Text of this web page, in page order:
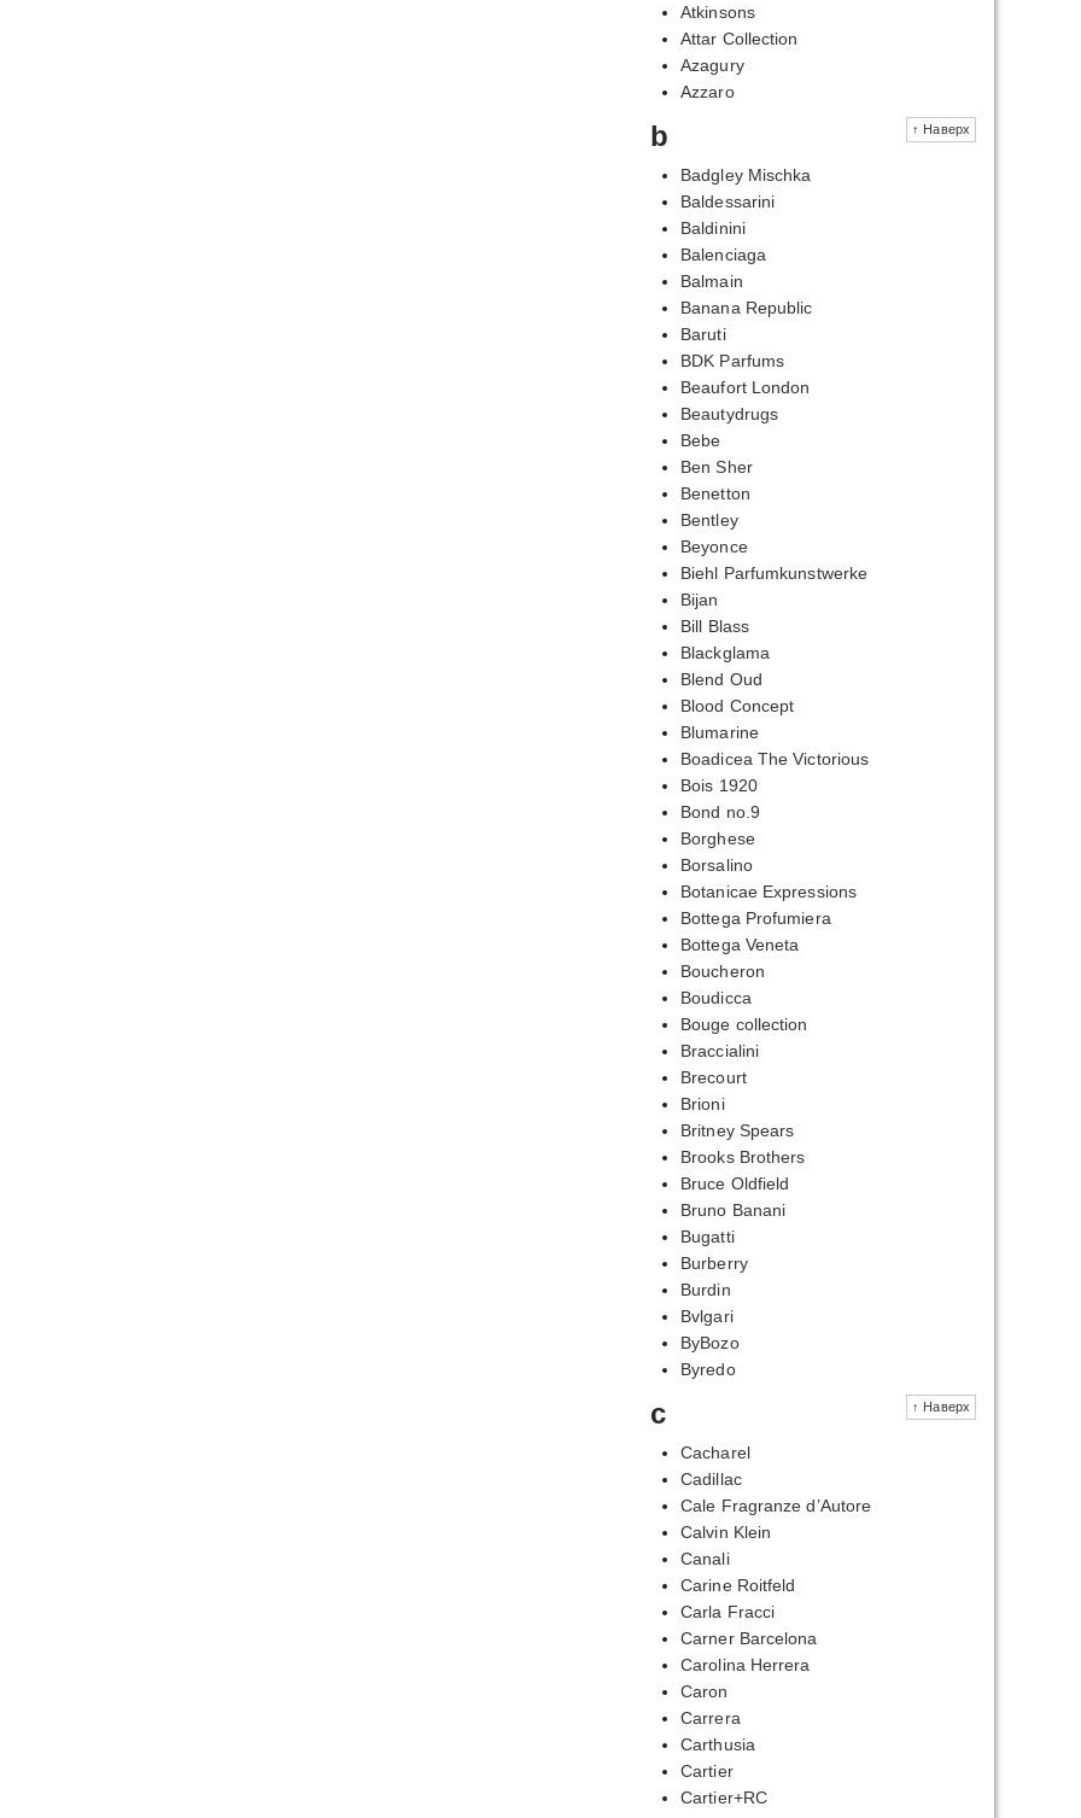
Atkinsons
Attar Collection
Azagury
Azzaro
↑ Наверх
b
Badgley Mischka
Baldessarini
Baldinini
Balenciaga
Balmain
Banana Republic
Baruti
BDK Parfums
Beaufort London
Beautydrugs
Bebe
Ben Sher
Benetton
Bentley
Beyonce
Biehl Parfumkunstwerke
Bijan
Bill Blass
Blackglama
Blend Oud
Blood Concept
Blumarine
Boadicea The Victorious
Bois 1920
Bond no.9
Borghese
Borsalino
Botanicae Expressions
Bottega Profumiera
Bottega Veneta
Boucheron
Boudicca
Bouge collection
Braccialini
Brecourt
Brioni
Britney Spears
Brooks Brothers
Bruce Oldfield
Bruno Banani
Bugatti
Burberry
Burdin
Bvlgari
ByBozo
Byredo
↑ Наверх
c
Cacharel
Cadillac
Cale Fragranze d’Autore
Calvin Klein
Canali
Carine Roitfeld
Carla Fracci
Carner Barcelona
Carolina Herrera
Caron
Carrera
Carthusia
Cartier
Cartier+RC